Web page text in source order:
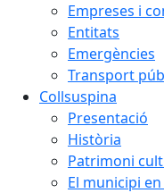
Empreses i
Entitats
Emergències
Transport
Collsuspina
Presentació
Història
Patrimoni
El municipi